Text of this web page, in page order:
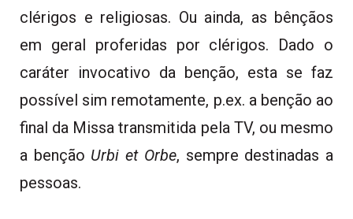
clérigos e religiosas. Ou ainda, as bênçãos
em geral proferidas por clérigos. Dado o
caráter invocativo da benção, esta se faz
possível sim remotamente, p.ex. a benção ao
final da Missa transmitida pela TV, ou mesmo
a benção Urbi et Orbe, sempre destinadas a
pessoas.